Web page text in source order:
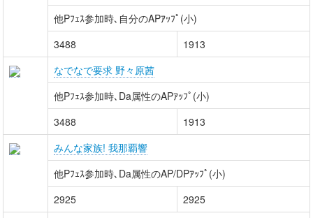
他Pﾌｪｽ参加時､自分のAPｱｯﾌﾟ(小)
3488
1913
なでなで要求 野々原茜
他Pﾌｪｽ参加時､Da属性のAPｱｯﾌﾟ(小)
3488
1913
みんな家族! 我那覇響
他Pﾌｪｽ参加時､Da属性のAP/DPｱｯﾌﾟ(小)
2925
2925